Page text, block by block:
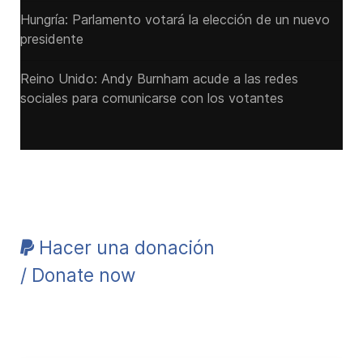
Hungría: Parlamento votará la elección de un nuevo
presidente
Reino Unido: Andy ‌Burnham acude a las redes
sociales para comunicarse con los votantes
Hacer una donación
/ Donate now